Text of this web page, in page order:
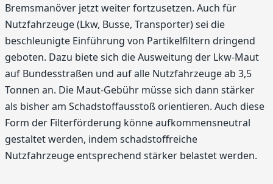
Bremsmanöver jetzt weiter fortzusetzen. Auch für
Nutzfahrzeuge (Lkw, Busse, Transporter) sei die
beschleunigte Einführung von Partikelfiltern dringend
geboten. Dazu biete sich die Ausweitung der Lkw-Maut
auf Bundesstraßen und auf alle Nutzfahrzeuge ab 3,5
Tonnen an. Die Maut-Gebühr müsse sich dann stärker
als bisher am Schadstoffausstoß orientieren. Auch diese
Form der Filterförderung könne aufkommensneutral
gestaltet werden, indem schadstoffreiche
Nutzfahrzeuge entsprechend stärker belastet werden.